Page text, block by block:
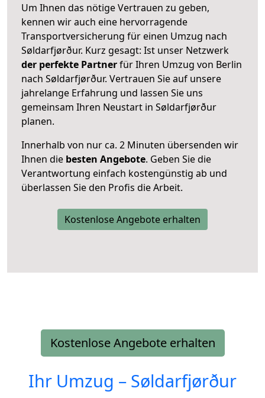
Um Ihnen das nötige Vertrauen zu geben,
kennen wir auch eine hervorragende
Transportversicherung für einen Umzug nach
Søldarfjørður. Kurz gesagt: Ist unser Netzwerk
der perfekte Partnerfür Ihren Umzug von Berlin
nach Søldarfjørður. Vertrauen Sie auf unsere
jahrelange Erfahrung und lassen Sie uns
gemeinsam Ihren Neustart in Søldarfjørður
planen.
Innerhalb von nur ca. 2 Minuten übersenden wir
Ihnen die besten Angebote. Geben Sie die
Verantwortung einfach kostengünstig ab und
überlassen Sie den Profis die Arbeit.
Kostenlose Angebote erhalten
Kostenlose Angebote erhalten
Ihr Umzug – Søldarfjørður